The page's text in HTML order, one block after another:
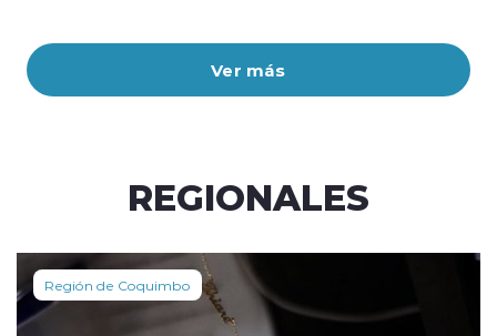
Ver más
REGIONALES
Región de Coquimbo